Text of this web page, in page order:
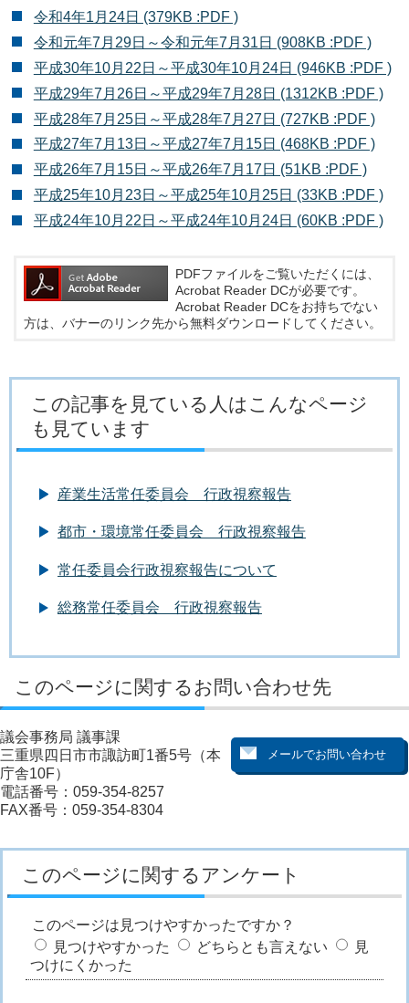
令和4年1月24日 (379KB :PDF )
令和元年7月29日～令和元年7月31日 (908KB :PDF )
平成30年10月22日～平成30年10月24日 (946KB :PDF )
平成29年7月26日～平成29年7月28日 (1312KB :PDF )
平成28年7月25日～平成28年7月27日 (727KB :PDF )
平成27年7月13日～平成27年7月15日 (468KB :PDF )
平成26年7月15日～平成26年7月17日 (51KB :PDF )
平成25年10月23日～平成25年10月25日 (33KB :PDF )
平成24年10月22日～平成24年10月24日 (60KB :PDF )
PDFファイルをご覧いただくには、
Acrobat Reader DCが必要です。
Acrobat Reader DCをお持ちでない
方は、バナーのリンク先から無料ダウンロードしてください。
この記事を見ている人はこんなページ
も見ています
産業生活常任委員会 行政視察報告
都市・環境常任委員会 行政視察報告
常任委員会行政視察報告について
総務常任委員会 行政視察報告
このページに関するお問い合わせ先
議会事務局 議事課
三重県四日市市諏訪町1番5号（本
庁舎10F）
電話番号：059-354-8257
FAX番号：059-354-8304
このページに関するアンケート
このページは見つけやすかったですか？
見つけやすかった
どちらとも言えない
見
つけにくかった